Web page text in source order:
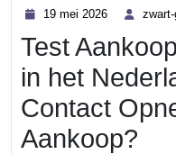
19 mei 2026
2026
zwart-
Test
in het
Contact
Aankoop?